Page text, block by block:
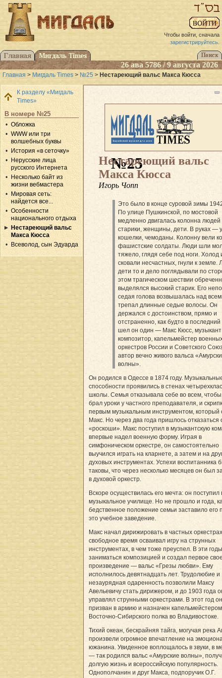
Чтобы войти, сначала
зарегистрируйтесь.
26 ава 5786 / 9 августа 2026
Главная > Мигдаль Times > №25 > Нестареющий вальс Макса Кюсса
К разделу «Мигдаль
Times»
В номере №25
Обложка
WWW или три
волшебных буквы
История «в сеточку»
Нерусские лица
русского Интернета
Несколько байт из
жизни вебмастера
Мировая сеть:
найдется все...
Особенности
национального отдыха
Нестареющий вальс
Макса Кюсса
Всеволод, сын Эдуарда
№25
Нестареющий вальс
Макса Кюсса
Игорь Чопп
Это было в конце суровой зимы
По улице Пушкинской, по мостовой
медленно двигалась колонна
старики, женщины, дети. В руках —
кошелки, чемоданы. Колонну вели
фашистские солдаты. Люди шли
тяжело, глядя себе под ноги. Холод
сковали несчастных, гнули к земле.
дети то и дело поглядывали по
этом трагическом шествии
выделялся высокий старик. Его
седая голова возвышалась над
трепал длинные седые волосы. Он
держался с достоинством, прямо и
отстраненно, как будто в последний
шел он один — Макс Кюсс,
композитор, капельмейстер
оркестров России и Советского
автор вечно живого вальса
волны».
Он родился в Одессе в 1874 году.
способности проявились в стенах
школы. Семья отказывала себе во всем, чтобы
брал уроки у частного преподавателя, и
первым музыкальным инструментом, который
Макс. Но через два года пришлось отказаться
«роскоши». Макс поступил в музыкантскую
впервые надел военную форму. Играя в
симфоническом оркестре, он самостоятельно
выучился играть на кларнете, а затем и на
духовых инструментах. Успехи воспитанника
таковы, что через несколько месяцев он был
в духовой оркестр.
Вскоре осуществилась его мечта: он поступил
музыкальное училище. Но не прошло и года,
бедственное положение семьи заставило его
это учебное заведение.
Макс начал дирижировать в частных
свободное время осваивал игру на струнных
инструментах, в чем тоже преуспел. В эти
заниматься композицией и создал первое
произведение — вальс «Грезы любви». Ему
исполнилось девятнадцать лет. Трудолюбие и
незаурядная одаренность позволили Максу
Авельевичу стать дирижером, и до 1903 года
управлял струнными оркестрами. В этот год
призван в армию и назначен капельмейстером
Восточно-Сибирского полка во Владивостоке.
Тихий океан, бескрайняя тайга, могучая река
произвели огромное впечатление на
южанина. Увиденное воплощалось в звуки, в
— так родился вальс «Амурские волны»,
долгую жизнь и всероссийскую популярность.
Однополчанин и друг Макса, подпоручик О.Г.